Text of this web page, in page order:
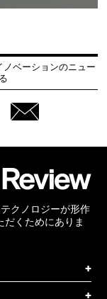
ベーションのニュー
テクノロジーが形作
だくためにありま
+
+